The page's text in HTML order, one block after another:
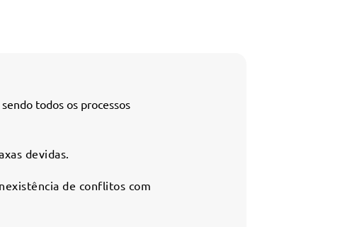
todos os processos
devidas.
de conflitos com